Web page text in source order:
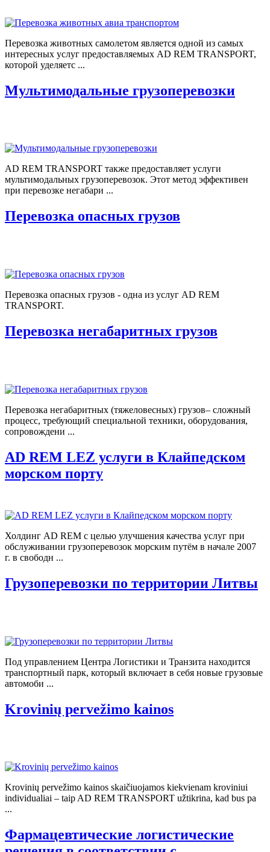
Перевозка животных самолетом является одной из самых
интересных услуг предоставляемых AD REM TRANSPORT,
которой уделяетс ...
Мультимодальные грузоперевозки
AD REM TRANSPORT также предоставляет услуги
мультимодальных грузоперевозок. Этот метод эффективен
при перевозке негабари ...
Перевозка опасных грузов
Перевозка опасных грузов - одна из услуг AD REM
TRANSPORT.
Перевозка негабаритных грузов
Перевозка негабаритных (тяжеловесных) грузов– сложный
процесс, требующий специальной техники, оборудования,
сопровождени ...
AD REM LEZ услуги в Клайпедском
морском порту
Холдинг AD REM с целью улучшения качества услуг при
обслуживании грузоперевозок морским путём в начале 2007
г. в свободн ...
Грузоперевозки по территории Литвы
Под управлением Центра Логистики и Транзита находится
транспортный парк, который включает в себя новые грузовые
автомоби ...
Krovinių pervežimo kainos
Krovinių pervežimo kainos skaičiuojamos kiekvienam kroviniui
individualiai – taip AD REM TRANSPORT užtikrina, kad bus pa
...
Фармацевтические логистические